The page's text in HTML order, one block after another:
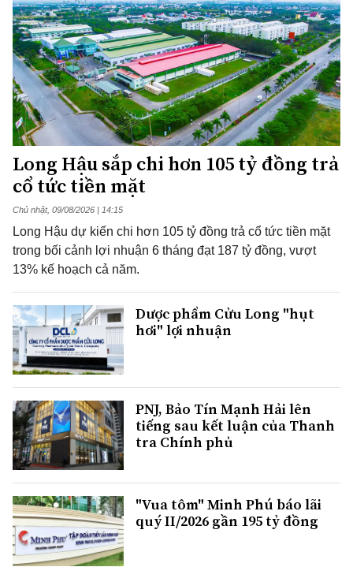
Long Hậu sắp chi hơn 105 tỷ đồng trả
cổ tức tiền mặt
Chủ nhật, 09/08/2026 | 14:15
Long Hậu dự kiến chi hơn 105 tỷ đồng trả cổ tức tiền mặt
trong bối cảnh lợi nhuận 6 tháng đạt 187 tỷ đồng, vượt
13% kế hoạch cả năm.
Dược phẩm Cửu Long "hụt
hơi" lợi nhuận
PNJ, Bảo Tín Mạnh Hải lên
tiếng sau kết luận của Thanh
tra Chính phủ
"Vua tôm" Minh Phú báo lãi
quý II/2026 gần 195 tỷ đồng